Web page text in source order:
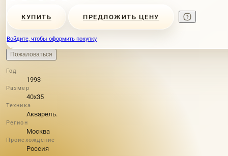
КУПИТЬ ПРЕДЛОЖИТЬ ЦЕНУ
Войдите, чтобы оформить покупку
Пожаловаться
Год
1993
Размер
40х35
Техника
Акварель.
Регион
Москва
Происхождение
Россия